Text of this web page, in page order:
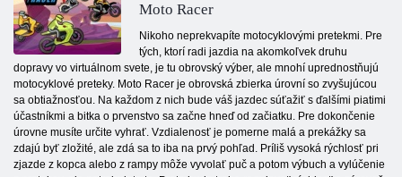
Moto Racer
Nikoho neprekvapíte motocyklovými pretekmi. Pre
tých, ktorí radi jazdia na akomkoľvek druhu
dopravy vo virtuálnom svete, je tu obrovský výber, ale mnohí uprednostňujú
motocyklové preteky. Moto Racer je obrovská zbierka úrovní so zvyšujúcou
sa obtiažnosťou. Na každom z nich bude váš jazdec súťažiť s ďalšími piatimi
účastníkmi a bitka o prvenstvo sa začne hneď od začiatku. Pre dokončenie
úrovne musíte určite vyhrať. Vzdialenosť je pomerne malá a prekážky sa
zdajú byť zložité, ale zdá sa to iba na prvý pohľad. Príliš vysoká rýchlosť pri
zjazde z kopca alebo z rampy môže vyvolať puč a potom výbuch a vylúčenie